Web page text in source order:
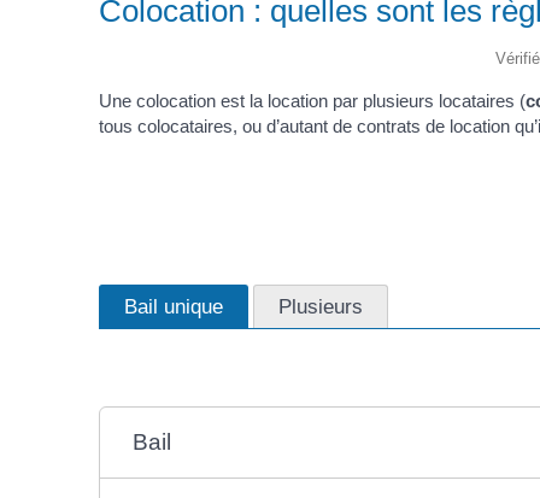
Colocation : quelles sont les
Une colocation est la location par plusieurs locataires (
tous colocataires, ou d’autant de contrats de location
Bail unique Plusieurs
Bail